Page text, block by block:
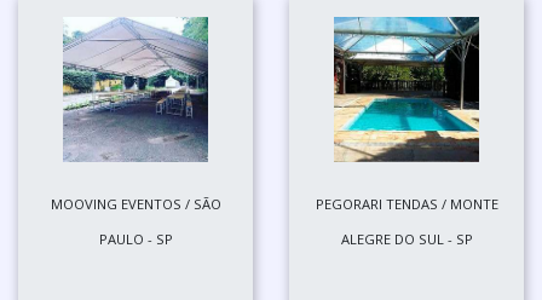
MOOVING EVENTOS / SÃO
PAULO - SP
PEGORARI TENDAS / MONTE
ALEGRE DO SUL - SP